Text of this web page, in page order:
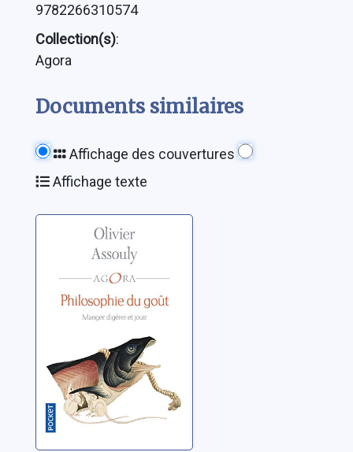
9782266310574
Collection(s):
Agora
Documents similaires
Affichage des couvertures
Affichage texte
Philosophie du
goût: manger,
digérer et jouir
Assouly, Olivier